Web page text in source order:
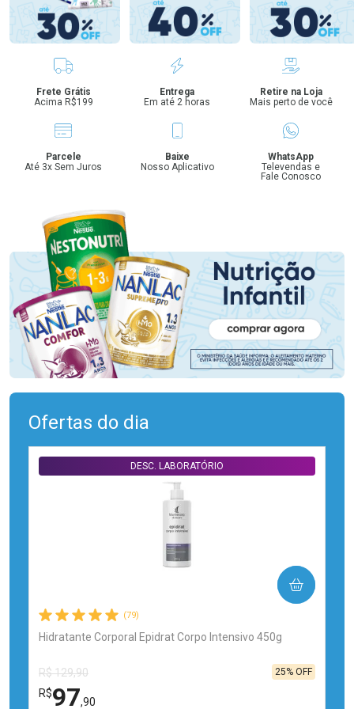
Benefícios
Frete Grátis
Acima R$199
Entrega
Em até 2 horas
Retire na Loja
Mais perto de você
Parcele
Até 3x Sem Juros
Baixe
Nosso Aplicativo
WhatsApp
Televendas e
Fale Conosco
Ofertas do dia
(79)
Hidratante Corporal Epidrat Corpo Intensivo 450g
DESC. LABORATÓRIO
R$ 129,90
R$97,90
25% OFF
COMPRAR